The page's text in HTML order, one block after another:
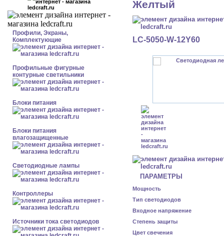
Профили, Экраны,
Комплектующие
Профильные фигурные
контурные светильники
Блоки питания
Блоки питания
влагозащищенные
Светодиодные лампы
Контроллеры
Источники тока светодиодов
Желтый
LC-5050-W-12Y60
ПАРАМЕТРЫ
Мощность
Тип светодиодов
Входное напряжение
Степень защиты
Цвет свечения